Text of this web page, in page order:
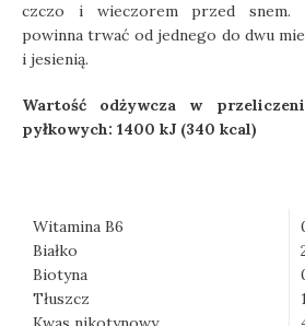
czczo i wieczorem przed snem.
powinna trwać od jednego do dwu
i jesienią.
Wartość odżywcza w
pyłkowych: 1400 kJ (340 kcal)
Witamina B6
Białko
Biotyna
Tłuszcz